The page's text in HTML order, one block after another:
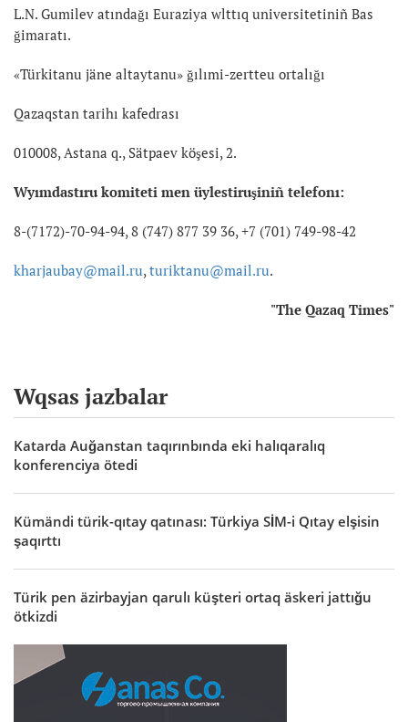
L.N. Gumilev atındağı Euraziya wlttıq universitetiniñ Bas
ğimaratı.
«Türkitanu jäne altaytanu» ğılımi-zertteu ortalığı
Qazaqstan tarihı kafedrası
010008, Astana q., Sätpaev köşesi, 2.
Wyımdastıru komiteti men üylestiruşiniñ telefonı:
8-(7172)-70-94-94, 8 (747) 877 39 36, +7 (701) 749-98-42
kharjaubay@mail.ru, turiktanu@mail.ru.
"The Qazaq Times"
Wqsas jazbalar
Katarda Auğanstan taqırınbında eki halıqaralıq
konferenciya ötedi
Kümändi türik-qıtay qatınası: Türkiya SİM-i Qıtay elşisin
şaqırttı
Türik pen äzirbayjan qarulı küşteri ortaq äskeri jattığu
ötkizdi